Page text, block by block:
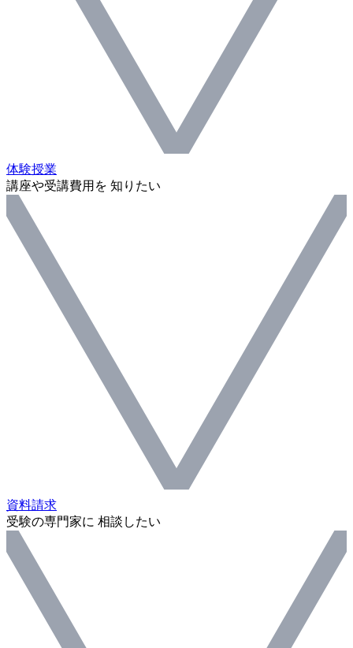
体験授業
講座や受講費用を 知りたい
資料請求
受験の専門家に 相談したい